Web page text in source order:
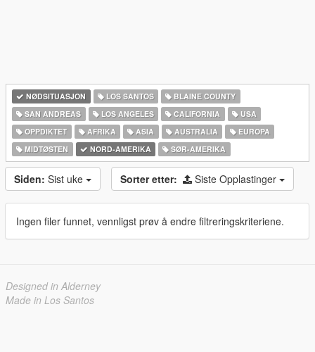
NØDSITUASJON LOS SANTOS
BLAINE COUNTY
SAN ANDREAS
LOS ANGELES CALIFORNIA
USA
OPPDIKTET
AFRIKA ASIA AUSTRALIA
EUROPA
MIDTØSTEN
NORD-AMERIKA‎ SØR-AMERIKA‎
Siden: Sist uke Sorter etter: Siste Opplastinger
Ingen filer funnet, vennligst prøv å endre filtreringskriteriene.
Designed in Alderney
Made in Los Santos